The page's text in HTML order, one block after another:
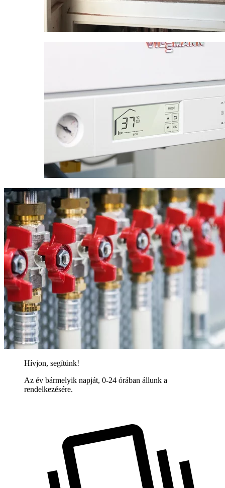
Hívjon, segítünk!
Az év bármelyik napját, 0-24 órában állunk a
rendelkezésére.